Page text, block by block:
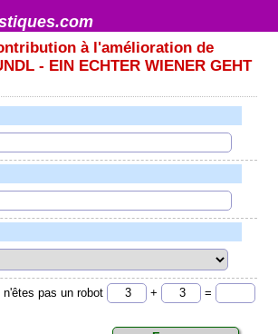
à l'amélioration de
- EIN ECHTER WIENER GEHT
pas un robot + =